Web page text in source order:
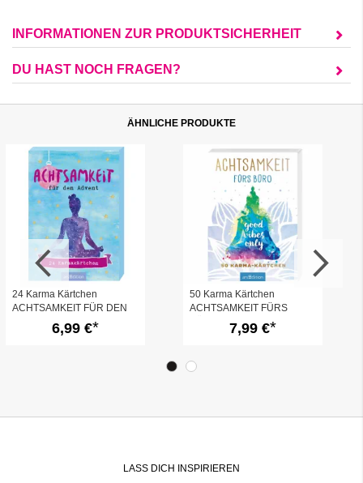
INFORMATIONEN ZUR PRODUKTSICHERHEIT
DU HAST NOCH FRAGEN?
ÄHNLICHE PRODUKTE
24 Karma Kärtchen
ACHTSAMKEIT FÜR DEN
6,99 €
50 Karma Kärtchen
ACHTSAMKEIT FÜRS
7,99 €
LASS DICH INSPIRIEREN